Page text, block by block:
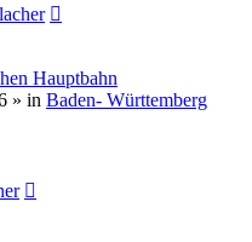
Hauptbahn
» in Baden- Württemberg